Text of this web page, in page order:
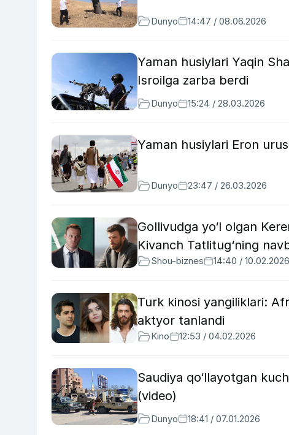
Dunyo 14:47 / 08.06.2026
Yaman husiylari Yaqin
Isroilga zarba berdi
Dunyo 15:24 / 28.03.2026
Yaman husiylari Eron
Dunyo 23:47 / 26.03.2026
Gollivudga yo‘l olgan
Kivanch Tatlitug‘ning
Shou-biznes 14:40 / 10.02.2026
Turk kinosi yangiliklari:
aktyor tanlandi
Kino 12:53 / 04.02.2026
Saudiya qo‘llayotgan
(video)
Dunyo 18:41 / 07.01.2026